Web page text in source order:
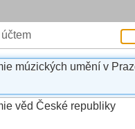
múzických umění v
věd České republiky